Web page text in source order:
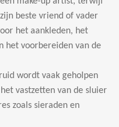
beste vriend of vader
het aankleden, het
het voorbereiden van de
wordt vaak geholpen
vastzetten van de sluier
zoals sieraden en